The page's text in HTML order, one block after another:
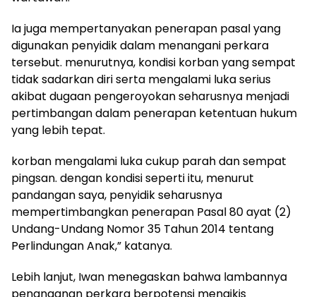
Ia juga mempertanyakan penerapan pasal yang
digunakan penyidik dalam menangani perkara
tersebut. menurutnya, kondisi korban yang sempat
tidak sadarkan diri serta mengalami luka serius
akibat dugaan pengeroyokan seharusnya menjadi
pertimbangan dalam penerapan ketentuan hukum
yang lebih tepat.
korban mengalami luka cukup parah dan sempat
pingsan. dengan kondisi seperti itu, menurut
pandangan saya, penyidik seharusnya
mempertimbangkan penerapan Pasal 80 ayat (2)
Undang-Undang Nomor 35 Tahun 2014 tentang
Perlindungan Anak,” katanya.
Lebih lanjut, Iwan menegaskan bahwa lambannya